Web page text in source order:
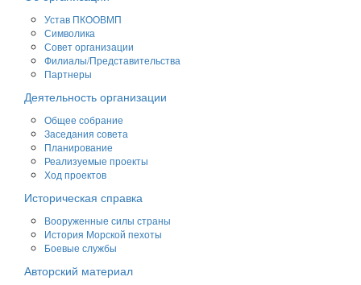
Устав ПКООВМП
Символика
Совет организации
Филиалы/Представительства
Партнеры
Деятельность организации
Общее собрание
Заседания совета
Планирование
Реализуемые проекты
Ход проектов
Историческая справка
Вооруженные силы страны
История Морской пехоты
Боевые службы
Авторский материал